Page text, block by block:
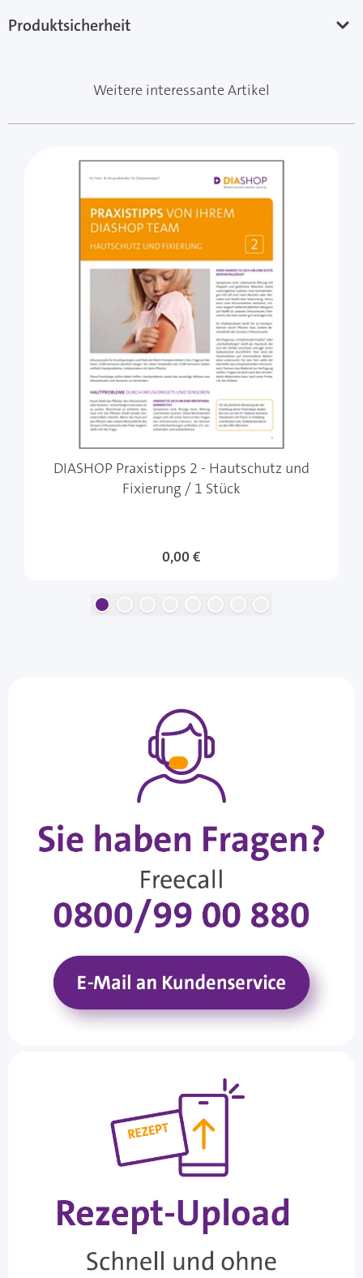
Produktsicherheit
Weitere interessante Artikel
DIASHOP Praxistipps 2 - Hautschutz und
Fixierung / 1 Stück
0,00 €